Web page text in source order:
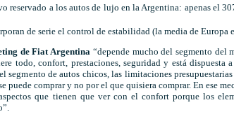
reservado a los autos de lujo en la Argentina: apenas el
de serie el control de estabilidad (la media de Europa
de Fiat Argentina “depende mucho del segmento del
todo, confort, prestaciones, seguridad y está dispuesta a
segmento de autos chicos, las limitaciones
puede comprar y no por el que quisiera comprar. En ese
que tienen que ver con el confort porque los